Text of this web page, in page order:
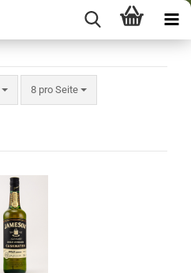
8 pro Seite
pro Seite